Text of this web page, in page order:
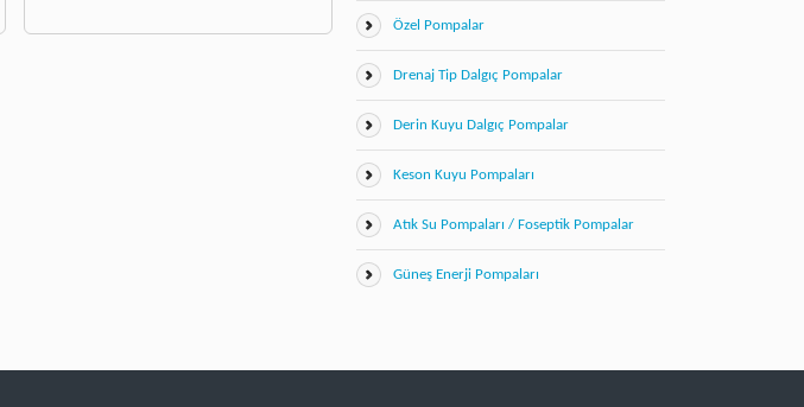
Özel Pompalar
Drenaj Tip Dalgıç Pompalar
Derin Kuyu Dalgıç Pompalar
Keson Kuyu Pompaları
Atık Su Pompaları / Foseptik Pompalar
Güneş Enerji Pompaları